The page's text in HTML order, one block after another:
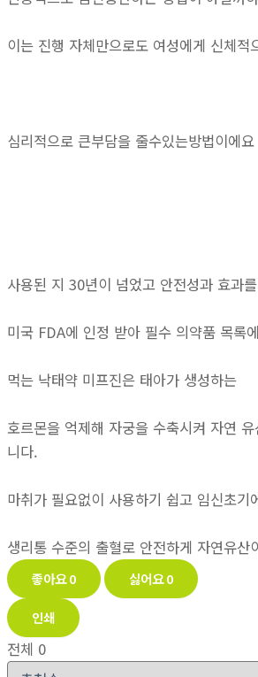
이는 진행 자체만으로도 여성에게 신체적
심리적으로 큰부담을 줄수있는방법이에요
사용된 지 30년이 넘었고 안전성과 효과를
미국 FDA에 인정 받아 필수 의약품 목록
먹는 낙태약 미프진은 태아가 생성하는
호르몬을 억제해 자궁을 수축시켜 자연
니다.
마취가 필요없이 사용하기 쉽고 임신초기
생리통 수준의 출혈로 안전하게 자연유산
좋아요0 싫어요0
인쇄
전체 0